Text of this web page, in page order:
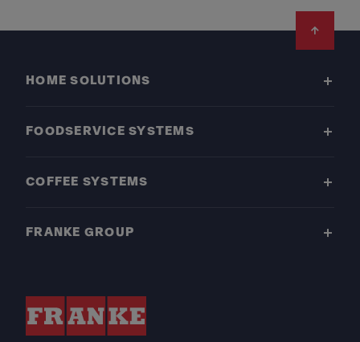
HOME SOLUTIONS
FOODSERVICE SYSTEMS
COFFEE SYSTEMS
FRANKE GROUP